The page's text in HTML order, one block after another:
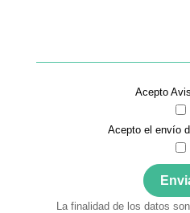
Acepto
Acepto el envío
La finalidad de los datos